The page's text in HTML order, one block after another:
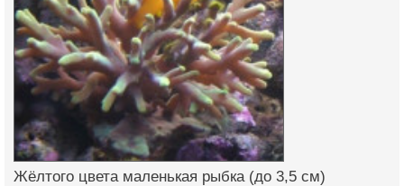
Жёлтого цвета маленькая рыбка (до 3,5 см)